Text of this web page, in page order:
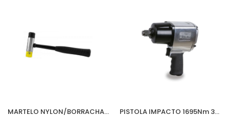
MARTELO NYLON/BORRACHA 840grs M07016
PISTOLA IMPACTO 1695Nm 3/4" 1928DA